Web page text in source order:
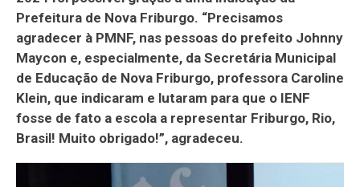
Prefeitura de Nova Friburgo. “Precisamos
agradecer à PMNF, nas pessoas do prefeito Johnny
Maycon e, especialmente, da Secretária Municipal
de Educação de Nova Friburgo, professora Caroline
Klein, que indicaram e lutaram para que o IENF
fosse de fato a escola a representar Friburgo, Rio,
Brasil! Muito obrigado!”, agradeceu.